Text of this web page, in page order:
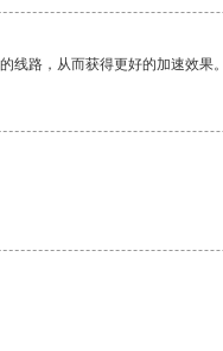
路，从而获得更好的加速效果。